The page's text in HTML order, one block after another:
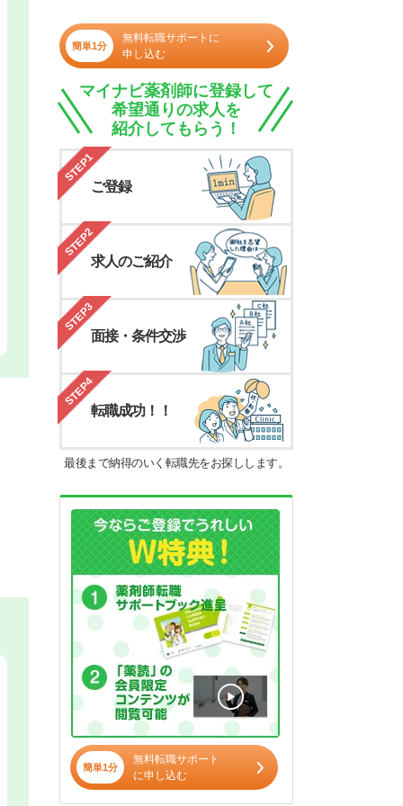
簡単1分
無料転職サポートに
申し込む
マイナビ薬剤師に登録して
希望通りの求人を
紹介してもらう！
STEP1
ご登録
STEP2
求人のご紹介
STEP3
面接・条件交渉
STEP4
転職成功！！
最後まで納得のいく転職先をお探しします。
簡単1分
無料転職サポート
に申し込む